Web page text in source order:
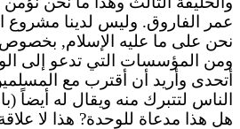
عمر الفاروق. وليس لدينا مشروع
نحن على ما عليه الإسلام, بخصوص
ومن المؤسسات التي تدعو إلى
أتحدى وأريد أن أقترب مع
الناس لتتبرك منه ويقال له أيضاً
هل هذا مدعاة للوحدة? هذا لا